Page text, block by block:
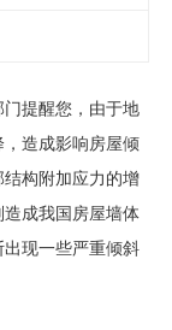
提醒您，由于地
造成影响房屋倾
构附加应力的增
成我国房屋墙体
现一些严重倾斜